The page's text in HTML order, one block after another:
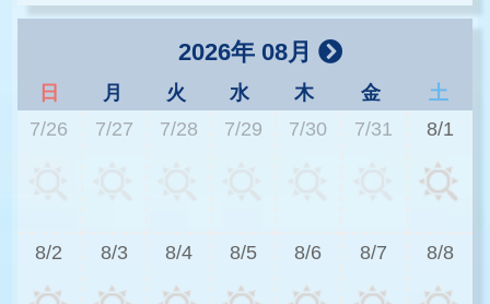
2026年 08月
日 月 火 水 木 金
土
7/26
7/27 7/28 7/29 7/30 7/31 8/1
8/2 8/3 8/4 8/5 8/6 8/7 8/8